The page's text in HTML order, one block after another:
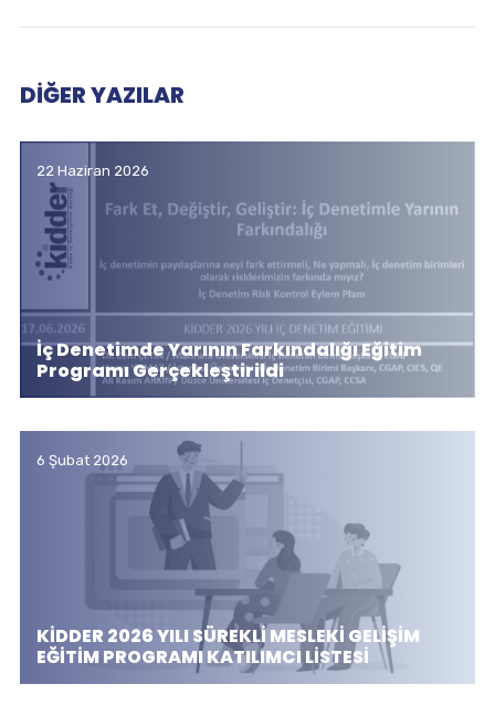
DIĞER YAZILAR
22 Haziran 2026
İç Denetimde Yarının Farkındalığı Eğitim
Programı Gerçekleştirildi
6 Şubat 2026
KİDDER 2026 YILI SÜREKLİ MESLEKİ GELİŞİM
EĞİTİM PROGRAMI KATILIMCI LİSTESİ